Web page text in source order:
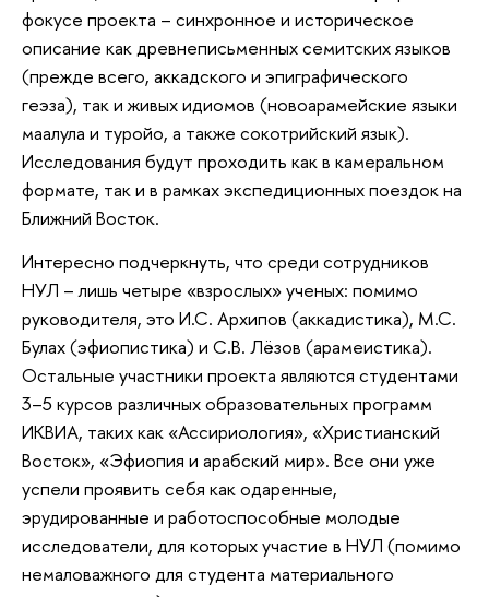
фокусе проекта – синхронное и историческое
описание как древнеписьменных семитских языков
(прежде всего, аккадского и эпиграфического
геэза), так и живых идиомов (новоарамейские языки
маалула и туройо, а также сокотрийский язык).
Исследования будут проходить как в камеральном
формате, так и в рамках экспедиционных поездок на
Ближний Восток.
Интересно подчеркнуть, что среди сотрудников
НУЛ – лишь четыре «взрослых» ученых: помимо
руководителя, это И.С. Архипов (аккадистика), М.С.
Булах (эфиопистика) и С.В. Лёзов (арамеистика).
Остальные участники проекта являются студентами
3–5 курсов различных образовательных программ
ИКВИА, таких как «Ассириология», «Христианский
Восток», «Эфиопия и арабский мир». Все они уже
успели проявить себя как одаренные,
эрудированные и работоспособные молодые
исследователи, для которых участие в НУЛ (помимо
немаловажного для студента материального